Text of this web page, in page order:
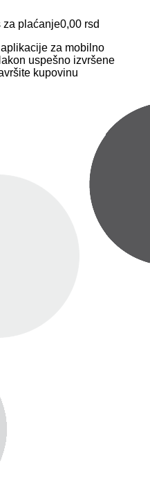
za plaćanje0,00 rsd
za mobilno
uspešno izvršene
kupovinu